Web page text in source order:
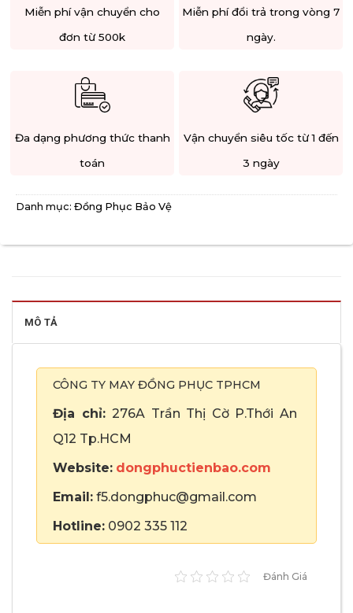
Miễn phí vận chuyển cho
đơn từ 500k
Miễn phí đổi trả trong vòng 7
ngày.
Đa dạng phương thức thanh
toán
Vận chuyển siêu tốc từ 1 đến
3 ngày
Danh mục: Đồng Phục Bảo Vệ
MÔ TẢ
CÔNG TY MAY ĐỒNG PHỤC TPHCM
Địa chỉ:276A Trần Thị Cờ P.Thới An
Q12 Tp.HCM
Website: dongphuctienbao.com
Email: f5.dongphuc@gmail.com
Hotline: 0902 335 112
Đánh Giá